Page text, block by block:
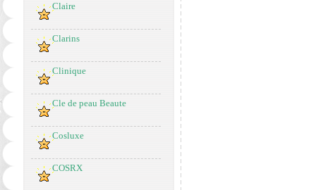
Claire
Clarins
Clinique
Cle de peau Beaute
Cosluxe
COSRX